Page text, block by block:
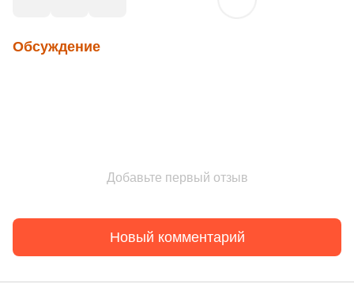
Обсуждение
Добавьте первый отзыв
Новый комментарий